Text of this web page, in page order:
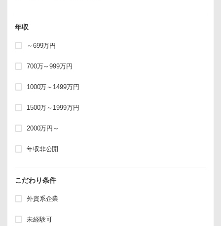
年収
～699万円
700万～999万円
1000万～1499万円
1500万～1999万円
2000万円～
年収非公開
こだわり条件
外資系企業
未経験可